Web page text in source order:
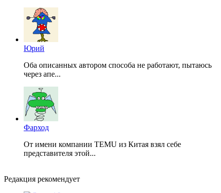
Юрий
Оба описанных автором способа не работают, пытаюсь
через апе...
Фарход
От имени компании TEMU из Китая взял себе
представителя этой...
Редакция рекомендует